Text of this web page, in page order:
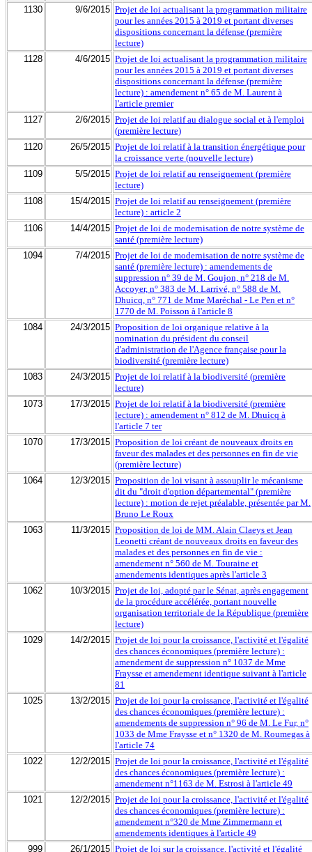
1130
9/6/2015 Projet de loi actualisant la programmation militaire
pour les années 2015 à 2019 et portant diverses
dispositions concernant la défense (première
lecture)
1128
4/6/2015 Projet de loi actualisant la programmation militaire
pour les années 2015 à 2019 et portant diverses
dispositions concernant la défense (première
lecture) : amendement n° 65 de M. Laurent à
l'article premier
1127
2/6/2015 Projet de loi relatif au dialogue social et à l'emploi
(première lecture)
1120
26/5/2015 Projet de loi relatif à la transition énergétique pour
la croissance verte (nouvelle lecture)
1109
5/5/2015 Projet de loi relatif au renseignement (première
lecture)
1108
15/4/2015 Projet de loi relatif au renseignement (première
lecture) : article 2
1106
14/4/2015 Projet de loi de modernisation de notre système de
santé (première lecture)
1094
7/4/2015 Projet de loi de modernisation de notre système de
santé (première lecture) : amendements de
suppression n° 39 de M. Goujon, n° 218 de M.
Accoyer, n° 383 de M. Larrivé, n° 588 de M.
Dhuicq, n° 771 de Mme Maréchal - Le Pen et n°
1770 de M. Poisson à l'article 8
1084
24/3/2015 Proposition de loi organique relative à la
nomination du président du conseil
d'administration de l'Agence française pour la
biodiversité (première lecture)
1083
24/3/2015 Projet de loi relatif à la biodiversité (première
lecture)
1073
17/3/2015 Projet de loi relatif à la biodiversité (première
lecture) : amendement n° 812 de M. Dhuicq à
l'article 7 ter
1070
17/3/2015 Proposition de loi créant de nouveaux droits en
faveur des malades et des personnes en fin de vie
(première lecture)
1064
12/3/2015 Proposition de loi visant à assouplir le mécanisme
dit du "droit d'option départemental" (première
lecture) : motion de rejet préalable, présentée par M.
Bruno Le Roux
1063
11/3/2015 Proposition de loi de MM. Alain Claeys et Jean
Leonetti créant de nouveaux droits en faveur des
malades et des personnes en fin de vie :
amendement n° 560 de M. Touraine et
amendements identiques après l'article 3
1062
10/3/2015 Projet de loi, adopté par le Sénat, après engagement
de la procédure accélérée, portant nouvelle
organisation territoriale de la République (première
lecture)
1029
14/2/2015 Projet de loi pour la croissance, l'activité et l'égalité
des chances économiques (première lecture) :
amendement de suppression n° 1037 de Mme
Fraysse et amendement identique suivant à l'article
81
1025
13/2/2015 Projet de loi pour la croissance, l'activité et l'égalité
des chances économiques (première lecture) :
amendements de suppression n° 96 de M. Le Fur, n°
1033 de Mme Fraysse et n° 1320 de M. Roumegas à
l'article 74
1022
12/2/2015 Projet de loi pour la croissance, l'activité et l'égalité
des chances économiques (première lecture) :
amendement n°1163 de M. Estrosi à l'article 49
1021
12/2/2015 Projet de loi pour la croissance, l'activité et l'égalité
des chances économiques (première lecture) :
amendement n°320 de Mme Zimmermann et
amendements identiques à l'article 49
999
26/1/2015 Projet de loi sur la croissance, l'activité et l'égalité